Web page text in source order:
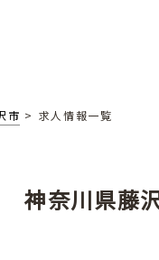
市 求人情報一覧
神奈川県藤